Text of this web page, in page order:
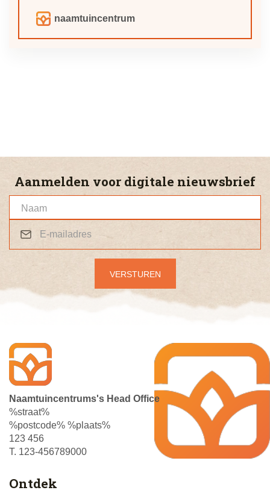
naamtuincentrum
Aanmelden voor digitale nieuwsbrief
Naamtuincentrums's Head Office
%straat%
%postcode% %plaats%
123 456
T. 123-456789000
Ontdek